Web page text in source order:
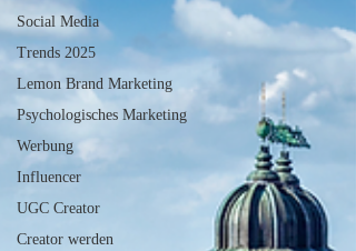
Social Media
Trends 2025
Lemon Brand Marketing
Psychologisches Marketing
Werbung
Influencer
UGC Creator
Creator werden